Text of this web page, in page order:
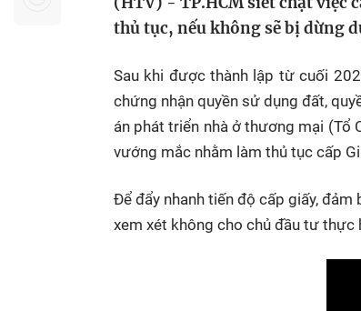
Sự kiện quan tâm
Chuyên đề
Hồ Chí Minh
Chuyển đổi số
ngủ
Bé
Việt
Các
Các
thủ tục, nếu không sẽ bị dừng
Sau khi được thành lập từ cuối
chứng nhận quyền sử dụng đất,
án phát triển nhà ở thương mại (Tổ
vướng mắc nhằm làm thủ tục cấp
Để đẩy nhanh tiến độ cấp giấy,
xem xét không cho chủ đầu tư thực